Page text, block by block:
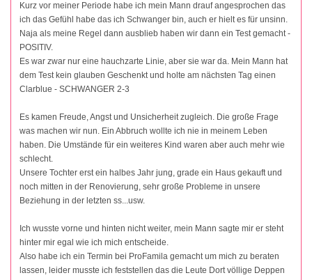
Kurz vor meiner Periode habe ich mein Mann drauf angesprochen das
ich das Gefühl habe das ich Schwanger bin, auch er hielt es für unsinn.
Naja als meine Regel dann ausblieb haben wir dann ein Test gemacht -
POSITIV.
Es war zwar nur eine hauchzarte Linie, aber sie war da. Mein Mann hat
dem Test kein glauben Geschenkt und holte am nächsten Tag einen
Clarblue - SCHWANGER 2-3
Es kamen Freude, Angst und Unsicherheit zugleich. Die große Frage
was machen wir nun. Ein Abbruch wollte ich nie in meinem Leben
haben. Die Umstände für ein weiteres Kind waren aber auch mehr wie
schlecht.
Unsere Tochter erst ein halbes Jahr jung, grade ein Haus gekauft und
noch mitten in der Renovierung, sehr große Probleme in unsere
Beziehung in der letzten ss...usw.
Ich wusste vorne und hinten nicht weiter, mein Mann sagte mir er steht
hinter mir egal wie ich mich entscheide.
Also habe ich ein Termin bei ProFamila gemacht um mich zu beraten
lassen, leider musste ich feststellen das die Leute Dort völlige Deppen